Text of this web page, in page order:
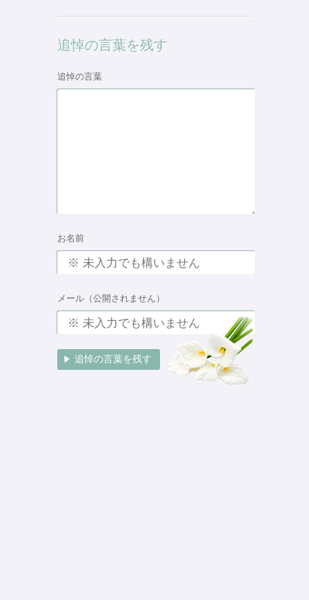
追悼の言葉を残す
追悼の言葉
お名前
メール（公開されません）